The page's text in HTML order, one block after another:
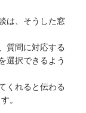
は、そうした窓
質問に対応する
選択できるよう
くれると伝わる
。